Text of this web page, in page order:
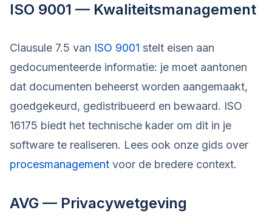
ISO 9001 — Kwaliteitsmanagement
Clausule 7.5 van ISO 9001 stelt eisen aan
gedocumenteerde informatie: je moet aantonen
dat documenten beheerst worden aangemaakt,
goedgekeurd, gedistribueerd en bewaard. ISO
16175 biedt het technische kader om dit in je
software te realiseren. Lees ook onze gids over
procesmanagement voor de bredere context.
AVG — Privacywetgeving